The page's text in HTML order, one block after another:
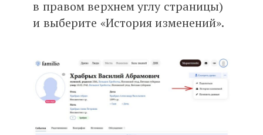
в правом верхнем углу страницы)
и выберите «История изменений».